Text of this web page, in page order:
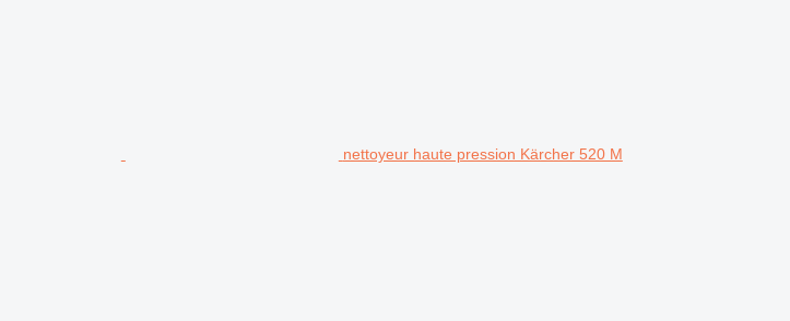
nettoyeur haute pression Kärcher 520 M